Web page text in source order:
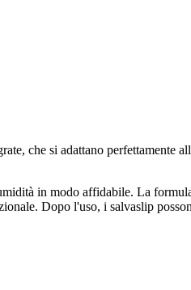
che si adattano perfettamente
in modo affidabile. La
Dopo l'uso, i salvaslip